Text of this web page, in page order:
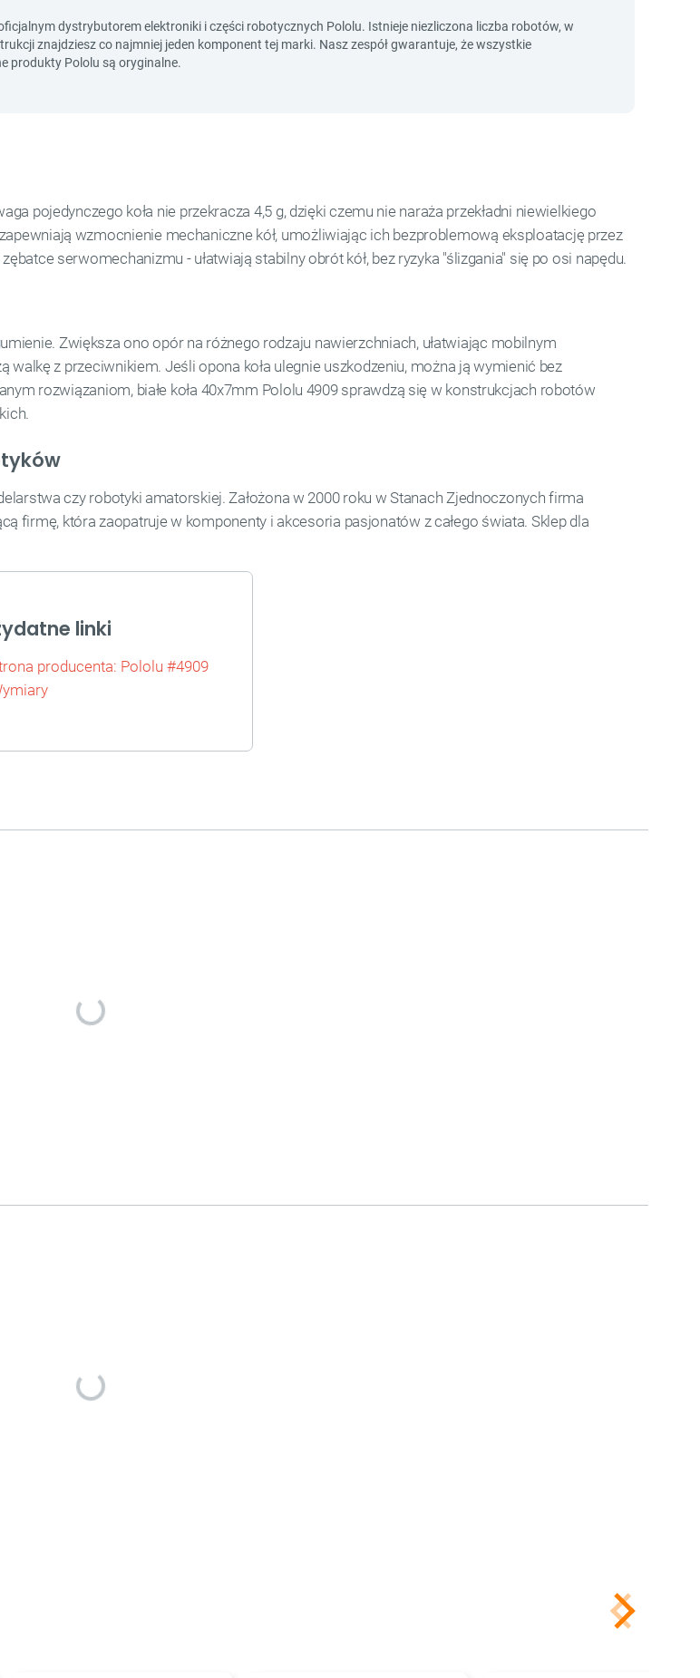
pojedynczego koła nie przekracza 4,5 g, dzięki czemu nie naraża przekładni niewielkiego
wzmocnienie mechaniczne kół, umożliwiając ich bezproblemową eksploatację przez
serwomechanizmu - ułatwiają stabilny obrót kół, bez ryzyka "ślizgania" się po osi napędu.
Zwiększa ono opór na różnego rodzaju nawierzchniach, ułatwiając mobilnym
z przeciwnikiem. Jeśli opona koła ulegnie uszkodzeniu, można ją wymienić bez
rozwiązaniom, białe koła 40x7mm Pololu 4909 sprawdzą się w konstrukcjach robotów
czy robotyki amatorskiej. Założona w 2000 roku w Stanach Zjednoczonych firma
firmę, która zaopatruje w komponenty i akcesoria pasjonatów z całego świata. Sklep dla
linki
producenta: Pololu #4909